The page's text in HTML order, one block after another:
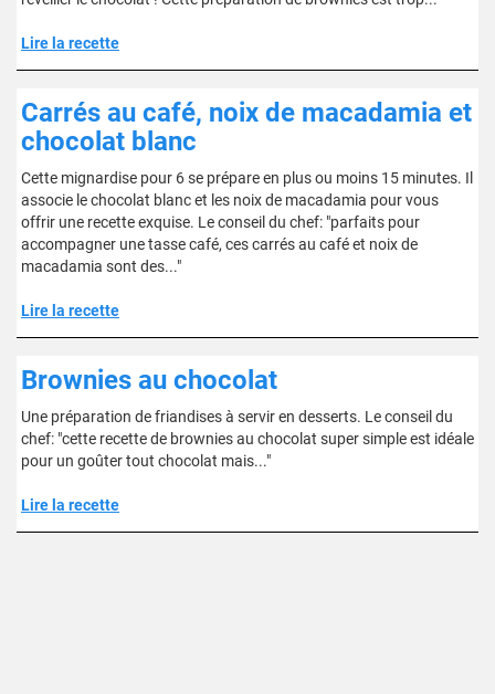
Lire la recette
Carrés au café, noix de macadamia et
chocolat blanc
Cette mignardise pour 6 se prépare en plus ou moins 15 minutes. Il
associe le chocolat blanc et les noix de macadamia pour vous
offrir une recette exquise. Le conseil du chef: "parfaits pour
accompagner une tasse café, ces carrés au café et noix de
macadamia sont des..."
Lire la recette
Brownies au chocolat
Une préparation de friandises à servir en desserts. Le conseil du
chef: "cette recette de brownies au chocolat super simple est idéale
pour un goûter tout chocolat mais..."
Lire la recette